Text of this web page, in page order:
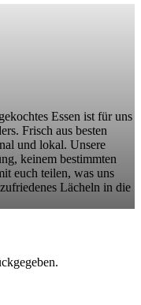
Essen ist für uns
Frisch aus besten
und lokal. Unsere
keinem bestimmten
euch teilen, was uns
Lächeln in die